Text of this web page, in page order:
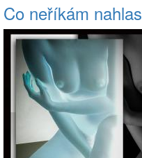
Co neříkám nahlas